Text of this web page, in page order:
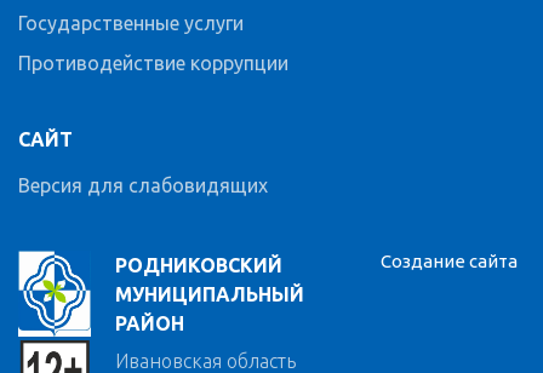
РОДНИКОВСКИЙ
МУНИЦИПАЛЬНЫЙ
РАЙОН
Ивановская область
Государственные услуги
Противодействие коррупции
САЙТ
Версия для слабовидящих
Создание сайта